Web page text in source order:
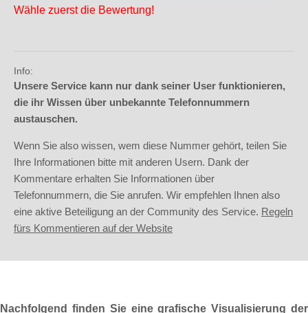
Wähle zuerst die Bewertung!
Info:
Unsere Service kann nur dank seiner User funktionieren,
die ihr Wissen über unbekannte Telefonnummern
austauschen.
Wenn Sie also wissen, wem diese Nummer gehört, teilen Sie
Ihre Informationen bitte mit anderen Usern. Dank der
Kommentare erhalten Sie Informationen über
Telefonnummern, die Sie anrufen. Wir empfehlen Ihnen also
eine aktive Beteiligung an der Community des Service. Regeln
fürs Kommentieren auf der Website
Nachfolgend finden Sie eine grafische Visualisierung der